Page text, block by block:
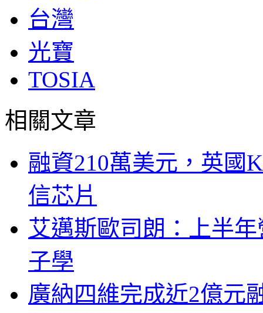
台灣
光寶
TOSIA
相關文章
融資210萬美元，英國
信芯片
艾邁斯歐司朗：上半
子學
廣納四維完成近2億元